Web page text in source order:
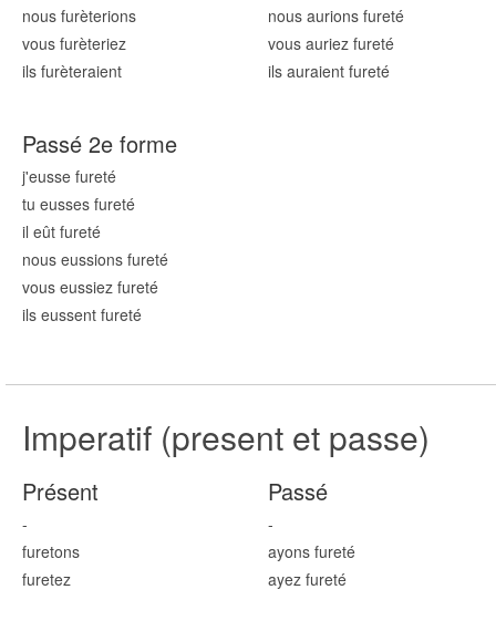
nous furèterions
vous furèteriez
ils furèteraient
nous aurions fureté
vous auriez fureté
ils auraient fureté
Passé 2e forme
j'eusse fureté
tu eusses fureté
il eût fureté
nous eussions fureté
vous eussiez fureté
ils eussent fureté
Imperatif (present et passe)
Présent
-
furetons
furetez
Passé
-
ayons fureté
ayez fureté